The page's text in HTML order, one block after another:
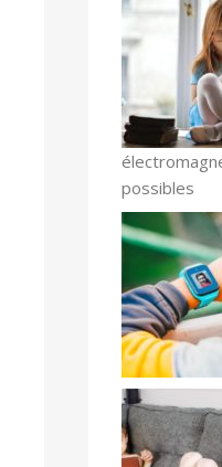
possibles